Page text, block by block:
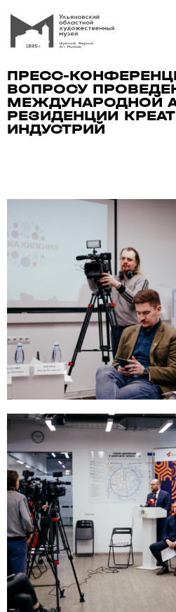
ПРЕСС-
ВОПРОСУ
МЕЖДУНАРОДНОЙ
РЕЗИДЕНЦИИ
ИНДУСТРИЙ